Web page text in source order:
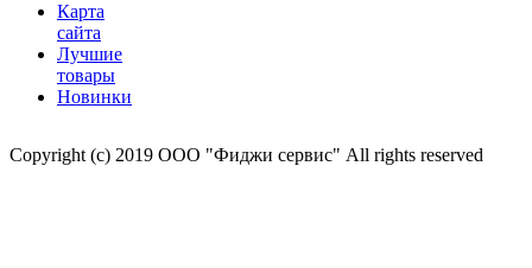
Карта
сайта
Лучшие
товары
Новинки
Copyright (c) 2019 ООО "Фиджи сервис" All rights reserved